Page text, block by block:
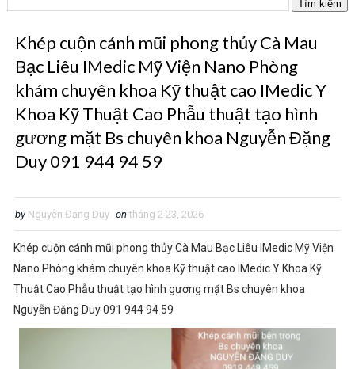
Khép cuộn cánh mũi phong thủy Cà Mau
Bạc Liêu IMedic Mỹ Viện Nano Phòng
khám chuyên khoa Kỹ thuật cao IMedic Y
Khoa Kỹ Thuật Cao Phẫu thuật tạo hình
gương mặt Bs chuyên khoa Nguyễn Đặng
Duy 091 944 94 59
by Nguyễn Đặng Duy on tháng 2 23, 2026
Khép cuộn cánh mũi phong thủy Cà Mau Bạc Liêu IMedic Mỹ Viện
Nano Phòng khám chuyên khoa Kỹ thuật cao IMedic Y Khoa Kỹ
Thuật Cao Phẫu thuật tạo hình gương mặt Bs chuyên khoa
Nguyễn Đặng Duy 091 944 94 59